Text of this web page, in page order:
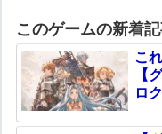
このゲームの新着
こ
【
ロク